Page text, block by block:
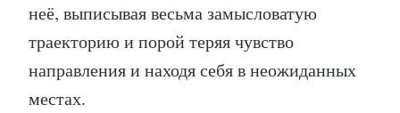
неё, выписывая весьма замысловатую
траекторию и порой теряя чувство
направления и находя себя в неожиданных
местах.